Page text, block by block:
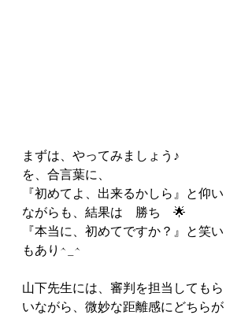
まずは、やってみましょう♪
を、合言葉に、
『初めてよ、出来るかしら』と仰い
ながらも、結果は　勝ち　🌟
『本当に、初めてですか？』と笑い
もあり^_^
山下先生には、審判を担当してもら
いながら、微妙な距離感にどちらが